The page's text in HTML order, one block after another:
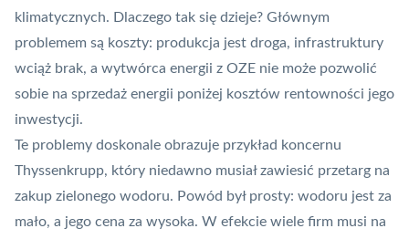
klimatycznych. Dlaczego tak się dzieje? Głównym
problemem są koszty: produkcja jest droga, infrastruktury
wciąż brak, a wytwórca energii z OZE nie może pozwolić
sobie na sprzedaż energii poniżej kosztów rentowności jego
inwestycji.
Te problemy doskonale obrazuje przykład koncernu
Thyssenkrupp, który niedawno musiał zawiesić przetarg na
zakup zielonego wodoru. Powód był prosty: wodoru jest za
mało, a jego cena za wysoka. W efekcie wiele firm musi na